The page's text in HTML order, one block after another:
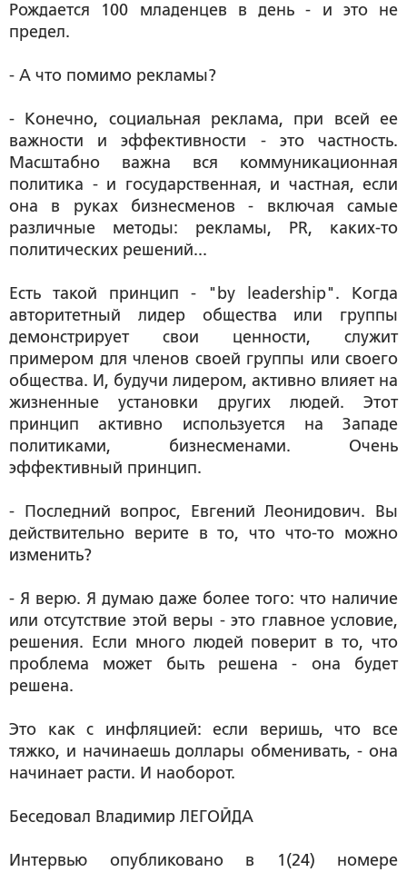
Рождается 100 младенцев в день - и это не
предел.
- А что помимо рекламы?
- Конечно, социальная реклама, при всей ее
важности и эффективности - это частность.
Масштабно важна вся коммуникационная
политика - и государственная, и частная, если
она в руках бизнесменов - включая самые
различные методы: рекламы, PR, каких-то
политических решений...
Есть такой принцип - "by leadership". Когда
авторитетный лидер общества или группы
демонстрирует свои ценности, служит
примером для членов своей группы или своего
общества. И, будучи лидером, активно влияет на
жизненные установки других людей. Этот
принцип активно используется на Западе
политиками, бизнесменами. Очень
эффективный принцип.
- Последний вопрос, Евгений Леонидович. Вы
действительно верите в то, что что-то можно
изменить?
- Я верю. Я думаю даже более того: что наличие
или отсутствие этой веры - это главное условие,
решения. Если много людей поверит в то, что
проблема может быть решена - она будет
решена.
Это как с инфляцией: если веришь, что все
тяжко, и начинаешь доллары обменивать, - она
начинает расти. И наоборот.
Беседовал Владимир ЛЕГОЙДА
Интервью опубликовано в 1(24) номере